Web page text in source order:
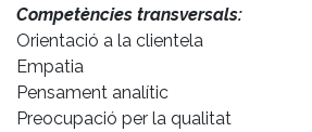
Competències transversals:
Orientació a la clientela
Empatia
Pensament analític
Preocupació per la qualitat